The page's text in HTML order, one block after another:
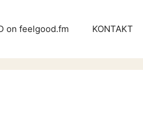
on feelgood.fm KONTAKT